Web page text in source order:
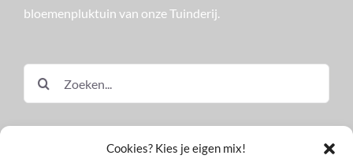
Cookies? Kies je eigen mix!
bloemenpluktuin van onze Tuinderij.